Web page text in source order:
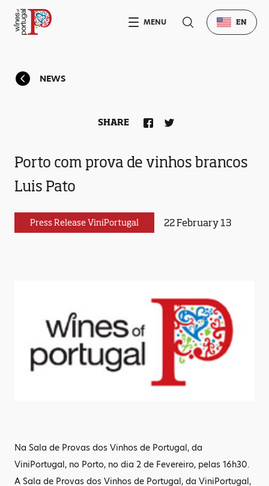
NEWS
Porto com prova de vinhos brancos
Luis Pato
Press Release ViniPortugal 22 February 13
SHARE
Na Sala de Provas dos Vinhos de Portugal, da
ViniPortugal, no Porto, no dia 2 de Fevereiro, pelas 16h30.
A Sala de Provas dos Vinhos de Portugal, da ViniPortugal,
MENU EN